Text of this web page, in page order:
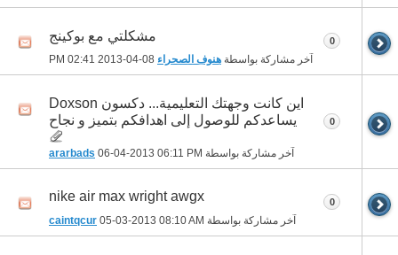
مشكلتي مع بوكينج
آخر مشاركة بواسطة هنوف الصحراء 02:41 PM
0
اين كانت وجهتك التعليمية... دكسون Doxson
يساعدكم للوصول إلى اهدافكم بتميز و نجاح
آخر مشاركة بواسطة ararbads 06-04-2013 06:11 PM
0
nike air max wright awgx
آخر مشاركة بواسطة caintqcur 05-03-2013 08:10 AM
0